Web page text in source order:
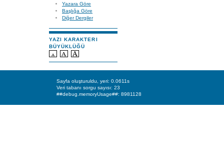
Yazara Göre
Başlığa Göre
Diğer Dergiler
YAZI KARAKTERI
BÜYÜKLÜĞÜ
Sayfa oluşturuldu, yeri: 0.0611s
Veri tabanı sorgu sayısı: 23
##debug.memoryUsage##: 8981128